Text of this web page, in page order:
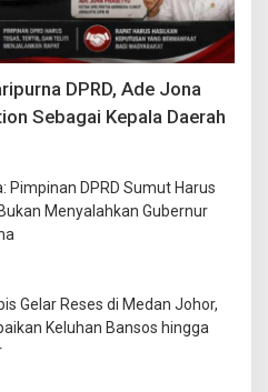
DPRD, Ade Jona
Sebagai Kepala Daerah
Pimpinan DPRD Sumut Harus
Menyalahkan Gubernur
Gelar Reses di Medan Johor,
Keluhan Bansos hingga